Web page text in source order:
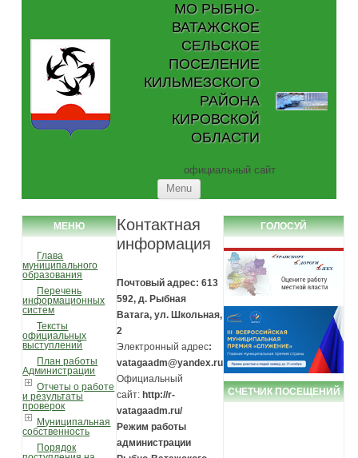
МО РЫБНО-
ВАТАЖСКОЕ
СЕЛЬСКОЕ
ПОСЕЛЕНИЕ
КИЛЬМЕЗСКОГО
РАЙОНА
КИРОВСКОЙ
ОБЛАСТИ
официальный сайт
Menu
МЕНЮ
Глава
муниципального
образования
Перечень
информационных
систем
Тексты
официальных
выступлений
План работы
Администрации
Отчеты о работе
и результаты
проверок
Муниципальная
собственность
Порядок
Контактная
информация
Почтовый адрес: 613
592, д. Рыбная
Ватага, ул. Школьная,
2
Электронный адрес:
vatagaadm@yandex.ru
Официальный
сайт: http://r-
vatagaadm.ru/
Режим работы
администрации
ГОЛОСУЙ
СЧЕТЧИК ПОСЕЩЕНИЙ